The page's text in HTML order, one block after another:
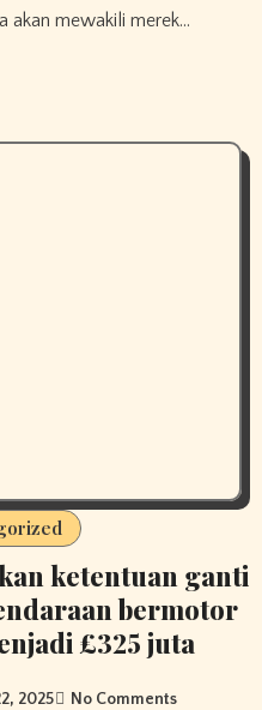
akan mewakili merek…
ketentuan ganti
bermotor
£325 juta
2025 No Comments